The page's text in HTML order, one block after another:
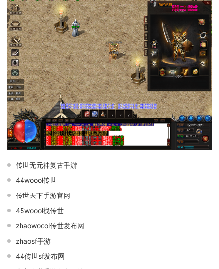
传世无元神复古手游
44woool传世
传世天下手游官网
45woool找传世
zhaowoool传世发布网
zhaosf手游
44传世sf发布网